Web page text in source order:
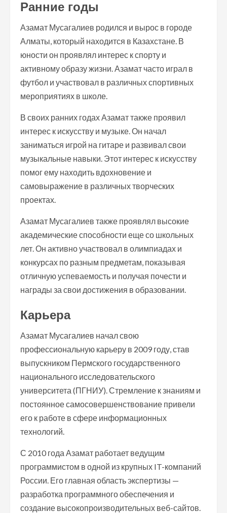
Ранние годы
Азамат Мусагалиев родился и вырос в городе
Алматы, который находится в Казахстане. В
юности он проявлял интерес к спорту и
активному образу жизни. Азамат часто играл в
футбол и участвовал в различных спортивных
мероприятиях в школе.
В своих ранних годах Азамат также проявил
интерес к искусству и музыке. Он начал
заниматься игрой на гитаре и развивал свои
музыкальные навыки. Этот интерес к искусству
помог ему находить вдохновение и
самовыражение в различных творческих
проектах.
Азамат Мусагалиев также проявлял высокие
академические способности еще со школьных
лет. Он активно участвовал в олимпиадах и
конкурсах по разным предметам, показывая
отличную успеваемость и получая почести и
награды за свои достижения в образовании.
Карьера
Азамат Мусагалиев начал свою
профессиональную карьеру в 2009 году, став
выпускником Пермского государственного
национального исследовательского
университета (ПГНИУ). Стремление к знаниям и
постоянное самосовершенствование привели
его к работе в сфере информационных
технологий.
С 2010 года Азамат работает ведущим
программистом в одной из крупных IT-компаний
России. Его главная область экспертизы —
разработка программного обеспечения и
создание высокопроизводительных веб-сайтов.